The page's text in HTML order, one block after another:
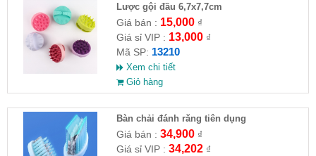
Lược gội đầu 6,7x7,7cm
Giá bán : 15,000₫
Giá sỉ VIP : 13,000₫
Mã SP: 13210
Xem chi tiết
Giỏ hàng
Bàn chải đánh răng tiên dụng
Giá bán : 34,900₫
Giá sỉ VIP : 34,202₫